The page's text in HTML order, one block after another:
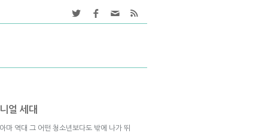
얼 세대
마 역대 그 어떤 청소년보다도 밖에 나가 뛰